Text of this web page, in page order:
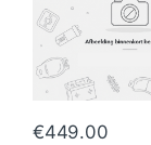
€449.00